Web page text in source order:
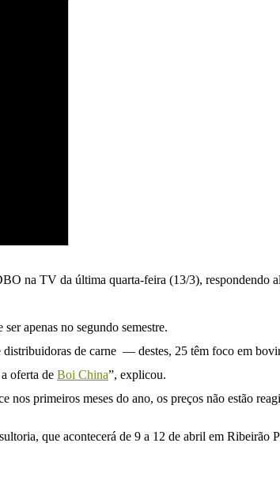
na TV da última quarta-feira (13/3), respondendo
apenas no segundo semestre.
de carne — destes, 25 têm foco em
oferta de Boi China”, explicou.
primeiros meses do ano, os preços não estão
que acontecerá de 9 a 12 de abril em Ribeirão